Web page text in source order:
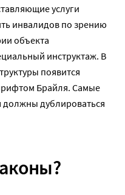
услуги
инвалидов по зрению
объекта
инструктаж. В
появится
Брайля. Самые
дублироваться